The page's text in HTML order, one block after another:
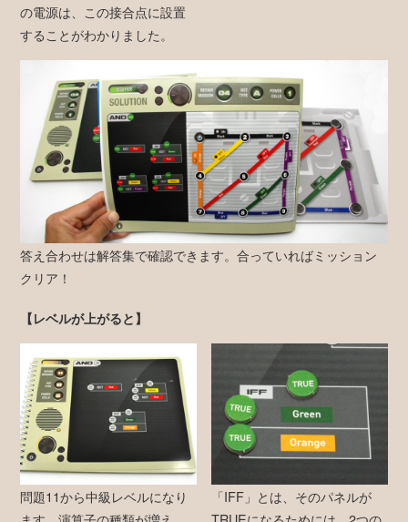
の電源は、この接合点に設置
することがわかりました。
答え合わせは解答集で確認できます。合っていればミッション
クリア！
【レベルが上がると】
問題11から中級レベルになり
「IFF」とは、そのパネルが